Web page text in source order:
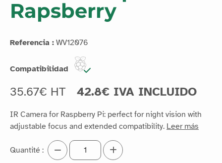
Rapsberry
Referencia : WV12076
Compatibilidad
35.67€ HT 42.8€ IVA INCLUIDO
IR Camera for Raspberry Pi: perfect for night vision with
adjustable focus and extended compatibility. Leer más
Quantité :